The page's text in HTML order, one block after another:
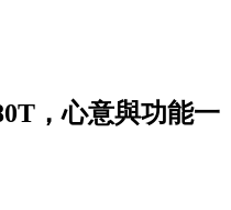
，心意與功能一